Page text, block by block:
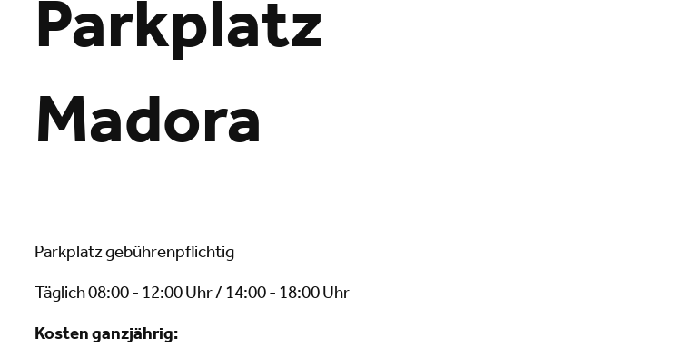
Parkplatz
Madora
Parkplatz gebührenpflichtig
Täglich 08:00 - 12:00 Uhr / 14:00 - 18:00 Uhr
Kosten ganzjährig: